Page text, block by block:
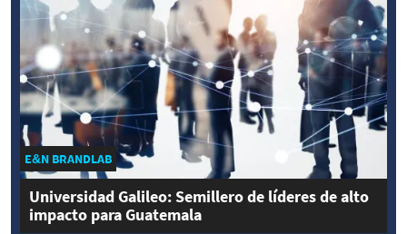
E&N BRANDLAB
Universidad Galileo: Semillero de líderes de alto
impacto para Guatemala